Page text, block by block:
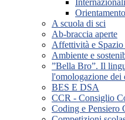
A scuola di sci
Ab-braccia aperte
Affettività e
Ambiente e
”Bella Bro”. Il
l'omologazione dei
BES E DSA
CCR - Consiglio
Coding e Pensiero